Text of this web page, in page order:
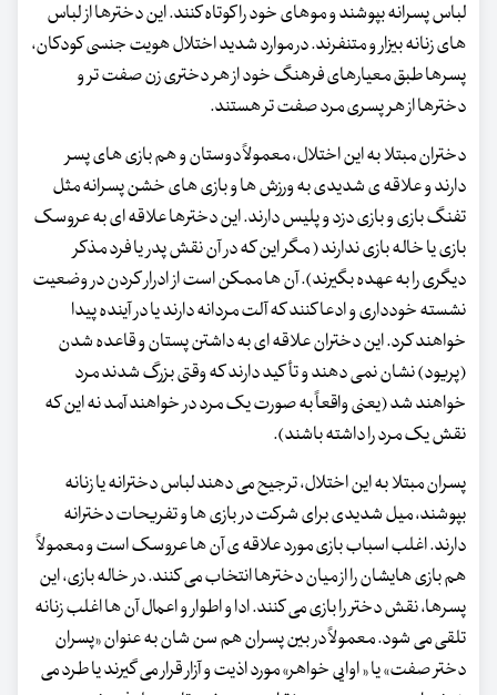
لباس پسرانه بپوشند و موهای خود را کوتاه کنند. این دخترها از لباس
های زنانه بیزار و متنفرند. در موارد شدید اختلال هویت جنسی کودکان،
پسرها طبق معیارهای فرهنگ خود از هر دختری زن صفت تر و
دخترها از هر پسری مرد صفت تر هستند.
دختران مبتلا به این اختلال، معمولاً دوستان و هم بازی های پسر
دارند و علاقه ی شدیدی به ورزش ها و بازی های خشن پسرانه مثل
تفنگ بازی و بازی دزد و پلیس دارند. این دخترها علاقه ای به عروسک
بازی یا خاله بازی ندارند ( مگر این که در آن نقش پدر یا فرد مذکر
دیگری را به عهده بگیرند). آن ها ممکن است از ادرار کردن در وضعیت
نشسته خودداری و ادعا کنند که آلت مردانه دارند یا در آینده پیدا
خواهند کرد. این دختران علاقه ای به داشتن پستان و قاعده شدن
(پریود) نشان نمی دهند و تأکید دارند که وقتی بزرگ شدند مرد
خواهند شد (یعنی واقعاً به صورت یک مرد در خواهند آمد نه این که
نقش یک مرد را داشته باشند).
پسران مبتلا به این اختلال، ترجیح می دهند لباس دخترانه یا زنانه
بپوشند، میل شدیدی برای شرکت در بازی ها و تفریحات دخترانه
دارند. اغلب اسباب بازی مورد علاقه ی آن ها عروسک است و معمولاً
هم بازی هایشان را از میان دخترها انتخاب می کنند. در خاله بازی، این
پسرها، نقش دختر را بازی می کنند. ادا و اطوار و اعمال آن ها اغلب زنانه
تلقی می شود. معمولاً در بین پسران هم سن شان به عنوان «پسران
دختر صفت» یا « اوایی خواهر» مورد اذیت و آزار قرار می گیرند یا طرد می